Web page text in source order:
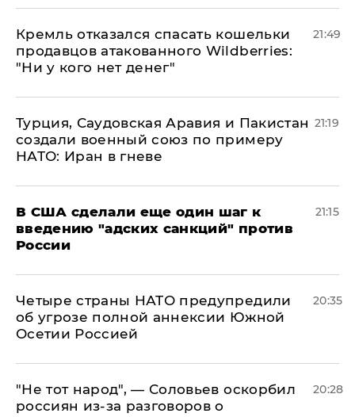
Кремль отказался спасать кошельки
продавцов атакованного Wildberries:
"Ни у кого нет денег"
21:49
Турция, Саудовская Аравия и Пакистан
создали военный союз по примеру
НАТО: Иран в гневе
21:19
В США сделали еще один шаг к
введению "адских санкций" против
России
21:15
Четыре страны НАТО предупредили
об угрозе полной аннексии Южной
Осетии Россией
20:35
​"Не тот народ", — Соловьев оскорбил
россиян из-за разговоров о
20:28